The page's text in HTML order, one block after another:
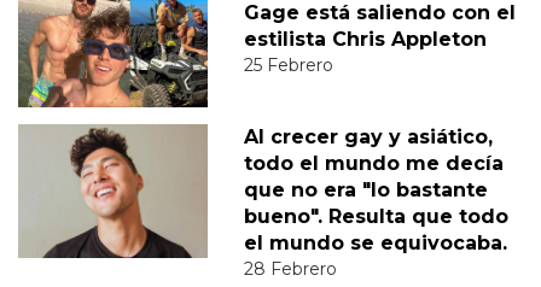
Gage está saliendo con el
estilista Chris Appleton
25 Febrero
Al crecer gay y asiático,
todo el mundo me decía
que no era "lo bastante
bueno". Resulta que todo
el mundo se equivocaba.
28 Febrero